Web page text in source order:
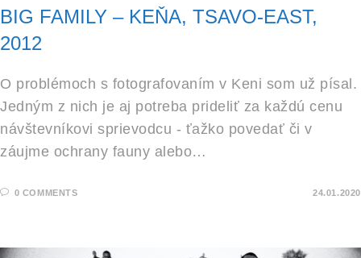
BIG FAMILY – KEŇA, TSAVO-EAST,
2012
O problémoch s fotografovaním v Keni som už písal.
Jedným z nich je aj potreba prideliť za každú cenu
návštevníkovi sprievodcu - ťažko povedať či v
záujme ochrany fauny alebo…
0 COMMENTS 24.01.2020